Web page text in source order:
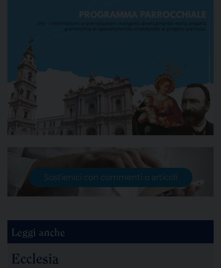
Sostienici con commenti o articoli
Leggi anche
Ecclesia